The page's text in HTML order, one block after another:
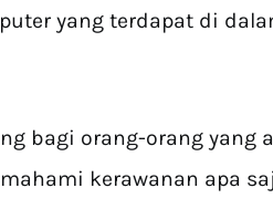
yang terdapat di
bagi orang-orang yang
kerawanan apa